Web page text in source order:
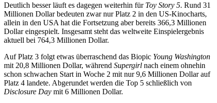
Deutlich besser läuft es dagegen weiterhin für Toy Story 5. Rund 31
Millionen Dollar bedeuten zwar nur Platz 2 in den US-Kinocharts,
allein in den USA hat die Fortsetzung aber bereits 366,3 Millionen
Dollar eingespielt. Insgesamt steht das weltweite Einspielergebnis
aktuell bei 764,3 Millionen Dollar.
Auf Platz 3 folgt etwas überraschend das Biopic Young Washington
mit 20,8 Millionen Dollar, während Supergirl nach einem ohnehin
schon schwachen Start in Woche 2 mit nur 9,6 Millionen Dollar auf
Platz 4 landete. Abgerundet werden die Top 5 schließlich von
Disclosure Day mit 6 Millionen Dollar.